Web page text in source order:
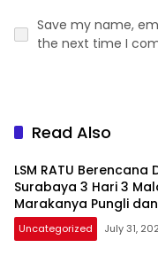
Save my name,
the next time I
Read Also
LSM RATU
Surabaya 3 Hari 3
Marakanya Pungli
Pendidikan Kediri
Uncategorized July 31,